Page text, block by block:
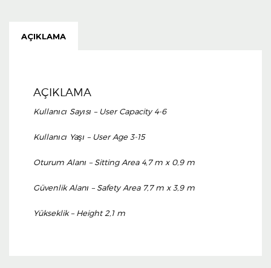
AÇIKLAMA
AÇIKLAMA
Kullanıcı Sayısı – User Capacity 4-6
Kullanıcı Yaşı – User Age 3-15
Oturum Alanı – Sitting Area 4,7 m x 0,9 m
Güvenlik Alanı – Safety Area 7,7 m x 3,9 m
Yükseklik – Height 2,1 m